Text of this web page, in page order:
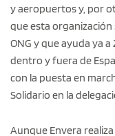
y aeropuertos y, por
que esta
ONG y que ayuda ya
dentro y fuera de
con la puesta en
Solidario en la
Aunque Envera